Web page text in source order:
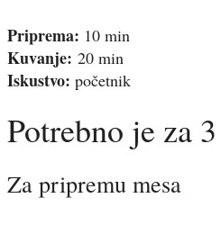
Priprema: 10 min
Kuvanje: 20 min
Iskustvo: početnik
Potrebno je za
Za pripremu mesa